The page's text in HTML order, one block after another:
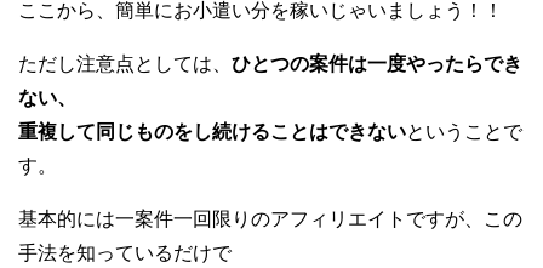
ここから、簡単にお小遣い分を稼いじゃいましょう！！
ただし注意点としては、 ひとつの案件は一度やったらでき
ない、
重複して同じものをし続けることはできないということで
す。
基本的には一案件一回限りのアフィリエイトですが、この
手法を知っているだけで